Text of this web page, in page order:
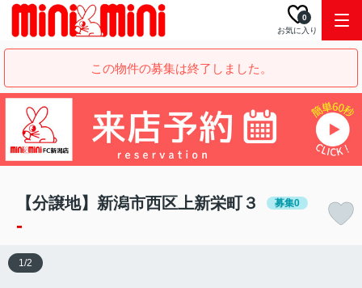
お気に入り
0
この物件の募集は終了しました。
【分譲地】新潟市西区上新栄町３ 募集0
-
1 /2